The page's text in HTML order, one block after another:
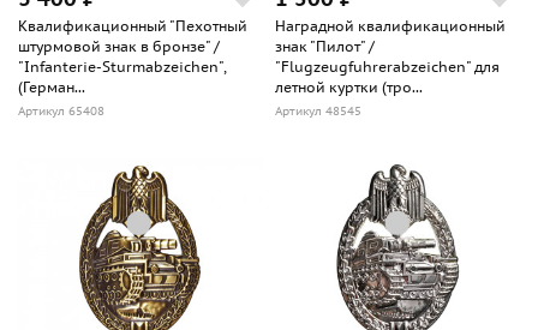
Квалификационный "Пехотный
штурмовой знак в бронзе" /
"Infanterie-Sturmabzeichen",
(Герман...
Артикул 65408
Наградной квалификационный
знак "Пилот" /
"Flugzeugfuhrerabzeichen" для
летной куртки (тро...
Артикул 48545